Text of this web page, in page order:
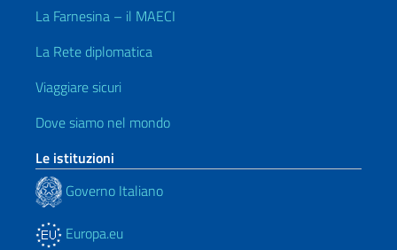
La Farnesina – il MAECI
La Rete diplomatica
Viaggiare sicuri
Dove siamo nel mondo
Le istituzioni
Governo Italiano
Europa.eu